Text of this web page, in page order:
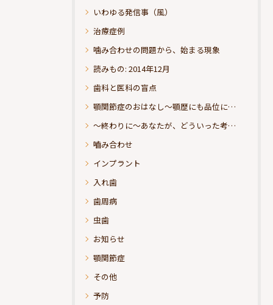
いわゆる発信事（風）
治療症例
噛み合わせの問題から、始まる現象
読みもの: 2014年12月
歯科と医科の盲点
顎関節症のおはなし～顎歴にも品位にこだわりたい
～終わりに～あなたが、どういった考えの治療をお求めになられるのか？
嚙み合わせ
インプラント
入れ歯
歯周病
虫歯
お知らせ
顎関節症
その他
予防